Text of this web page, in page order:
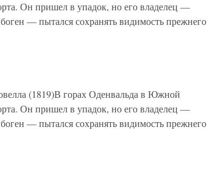
Он пришел в упадок, но его владелец —
— пытался сохранять видимость прежнего
(1819)В горах Оденвальда в Южной
Он пришел в упадок, но его владелец —
— пытался сохранять видимость прежнего